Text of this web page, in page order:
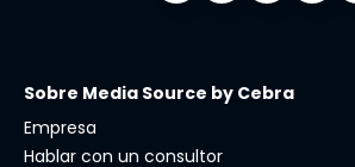
Sobre Media Source by Cebra
Empresa
Hablar con un consultor